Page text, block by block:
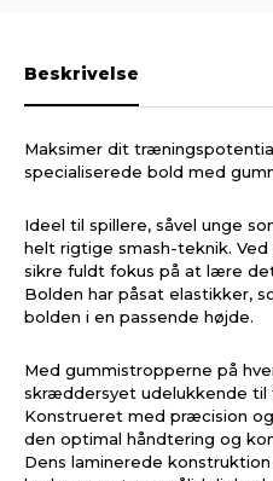
Beskrivelse
Maksimer dit
specialiserede bold med
Ideel til spillere, såvel unge
helt rigtige smash-teknik.
sikre fuldt fokus på at lære
Bolden har påsat elastikker,
bolden i en passende højde.
Med gummistropperne på
skræddersyet udelukkende til
Konstrueret med præcision
den optimal håndtering og
Dens laminerede